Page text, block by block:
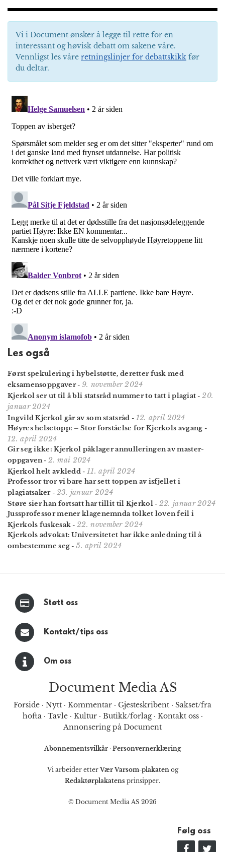
Vi i Document ønsker å legge til rette for en
interessant og høvisk debatt om sakene våre.
Vennligst les våre retningslinjer for debattskikk før
du deltar.
Les også
Først spekulering i hybelstøtte, deretter fusk med
eksamensoppgaver- 9. november 2024
Kjerkol ser ut til å bli statsråd nummer to tatt i plagiat -20.
januar 2024
Ingvild Kjerkol går av som statsråd - 12. april 2024
Høyres helsetopp: – Stor forståelse for Kjerkols avgang -
12. april 2024
Gir seg ikke: Kjerkol påklager annulleringen av master­
oppgaven-2. mai 2024
Kjerkol helt avkledd - 11. april 2024
Professor tror vi bare har sett toppen av isfjellet i
plagiatsaker- 23. januar 2024
Støre sier han fortsatt har tillit til Kjerkol- 22. januar 2024
Jussprofessor mener klagenemnda tolket loven feil i
Kjerkols fuskesak -22. november 2024
Kjerkols advokat: Universitetet har ikke anledning til å
ombestemme seg -5. april 2024
Støtt oss
Kontakt/tips oss
Om oss
Document Media AS
Forside · Nytt · Kommentar · Gjesteskribent · Sakset/fra
hofta · Tavle· Kultur· Butikk/forlag· Kontakt oss·
Annonsering på Document
Abonnementsvilkår · Personvernerklæring
Vi arbeider etterVær Varsom-plakaten og
Redaktørplakatens prinsipper.
© Document Media AS 2026
Følg oss